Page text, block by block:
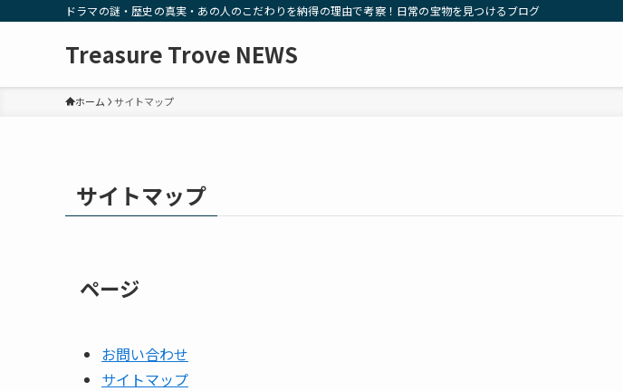
ドラマの謎・歴史の真実・あの人のこだわりを納得の理由で考察！日常の宝物を見つけるブログ
Treasure Trove NEWS
ホーム サイトマップ
サイトマップ
ページ
お問い合わせ
サイトマップ